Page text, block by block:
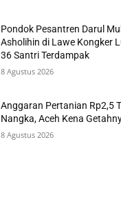
Pondok Pesantren Darul
Asholihin di Lawe Kongker
36 Santri Terdampak
8 Agustus 2026
Anggaran Pertanian Rp2,5
Nangka, Aceh Kena
8 Agustus 2026